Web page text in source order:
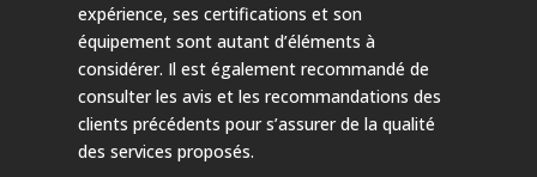
expérience, ses certifications et son
équipement sont autant d’éléments à
considérer. Il est également recommandé de
consulter les avis et les recommandations des
clients précédents pour s’assurer de la qualité
des services proposés.